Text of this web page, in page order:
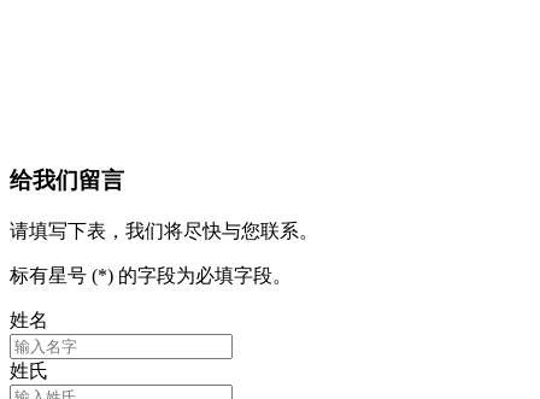
给我们留言
请填写下表，我们将尽快与您联系。
标有星号 (*) 的字段为必填字段。
姓名
姓氏